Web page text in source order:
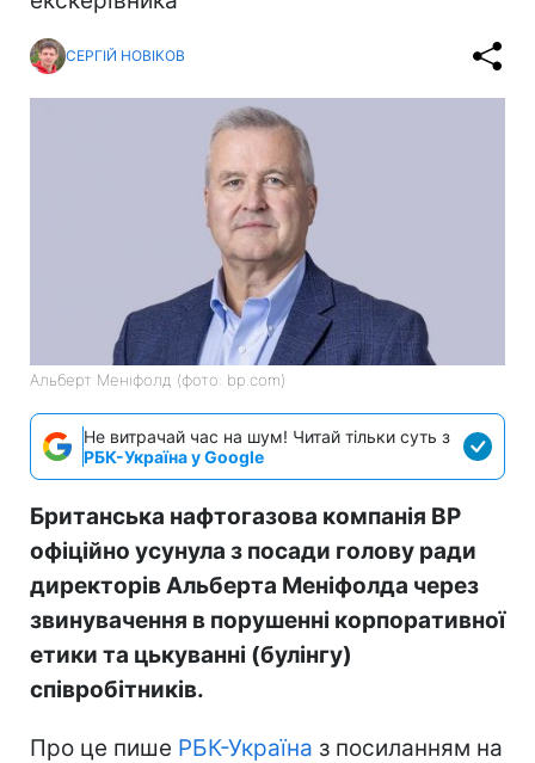
СЕРГІЙ НОВІКОВ
Альберт Меніфолд (фото: bp.com)
Не витрачай час на шум! Читай тільки суть з
РБК-Україна у Google
Британська нафтогазова компанія BP
офіційно усунула з посади голову ради
директорів Альберта Меніфолда через
звинувачення в порушенні корпоративної
етики та цькуванні (булінгу)
співробітників.
Про це пише РБК-Україна з посиланням на